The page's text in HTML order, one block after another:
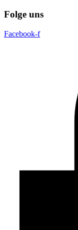
Folge uns
Facebook-f